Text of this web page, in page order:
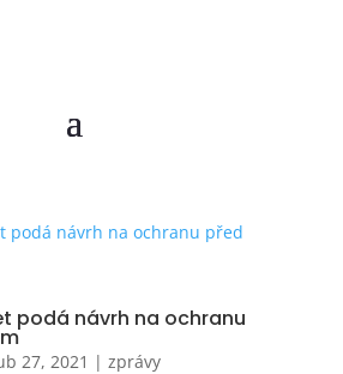
podá návrh na ochranu
27, 2021 | zprávy